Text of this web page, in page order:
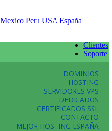
Mexico Peru USA España
Clientes
Soporte
DOMINIOS
HOSTING
SERVIDORES VPS
DEDICADOS
CERTIFICADOS SSL
CONTACTO
MEJOR HOSTING ESPAÑA